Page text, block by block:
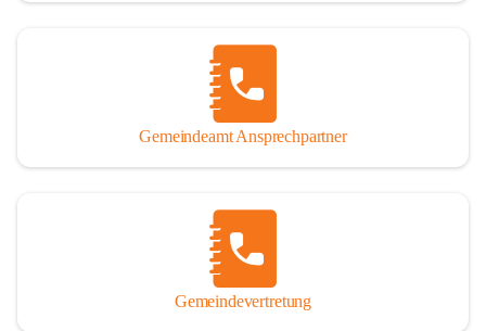
Gemeindeamt Ansprechpartner
Gemeindevertretung